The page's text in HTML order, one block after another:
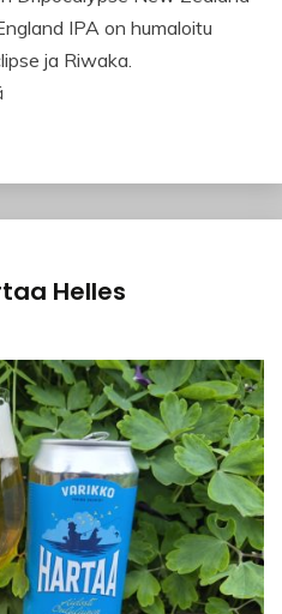
IPA on humaloitu
ja Riwaka.
Helles